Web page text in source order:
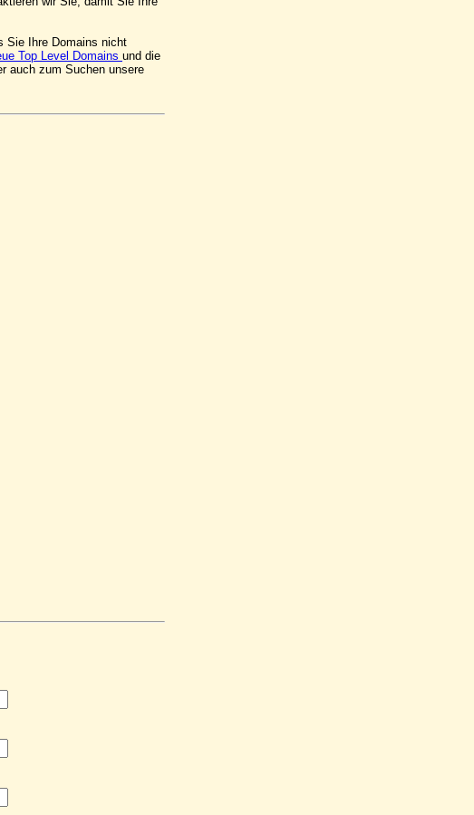
Sie Ihre Domains nicht
Top Level Domains und die
auch zum Suchen unsere